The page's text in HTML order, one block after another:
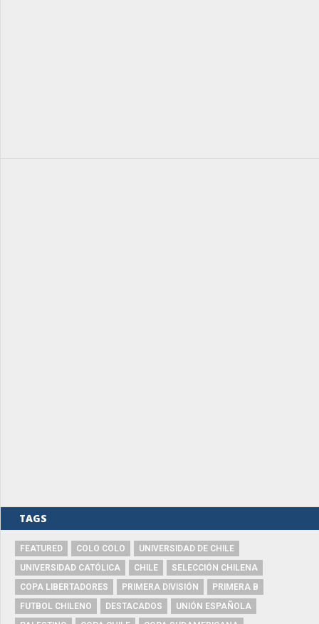
TAGS
FEATURED COLO COLO
UNIVERSIDAD DE CHILE
UNIVERSIDAD CATÓLICA
CHILE
SELECCIÓN CHILENA
COPA LIBERTADORES
PRIMERA DIVISIÓN
PRIMERA B
FUTBOL CHILENO
DESTACADOS
UNIÓN ESPAÑOLA